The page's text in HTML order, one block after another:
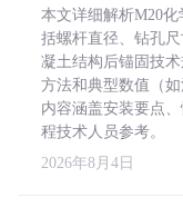
本文详细解析M20
括螺杆直径、钻孔
凝土结构后锚固技
方法和典型数值（如
内容涵盖安装要点
程技术人员参考。
2026年8月4日